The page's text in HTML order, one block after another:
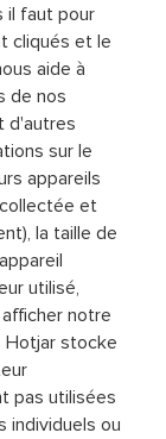
il faut pour
cliqués et le
aide à
de nos
d'autres
sur le
appareils
et
la taille de
utilisé,
notre
Hotjar stocke
pas utilisées
individuels ou